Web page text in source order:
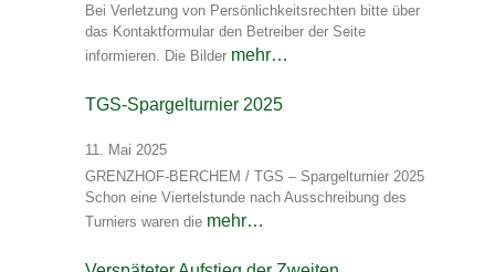
Bei Verletzung von Persönlichkeitsrechten bitte über
das Kontaktformular den Betreiber der Seite
informieren. Die Bilder mehr…
TGS-Spargelturnier 2025
11. Mai 2025
GRENZHOF-BERCHEM / TGS – Spargelturnier 2025
Schon eine Viertelstunde nach Ausschreibung des
Turniers waren die mehr…